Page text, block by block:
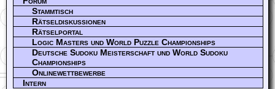
Stammtisch
Rätseldiskussionen
Rätselportal
Logic Masters und World Puzzle Championships
Deutsche Sudoku Meisterschaft und World Sudoku
Championships
Onlinewettbewerbe
Intern